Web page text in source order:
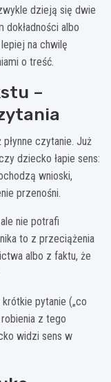
dzieją się dwie
albo
na chwilę
o treść.
–
czytanie. Już
dziecko łapie sens:
wnioski,
przenośni.
nie potrafi
to z przeciążenia
albo z faktu, że
pytanie („co
robienia z tego
widzi sens w